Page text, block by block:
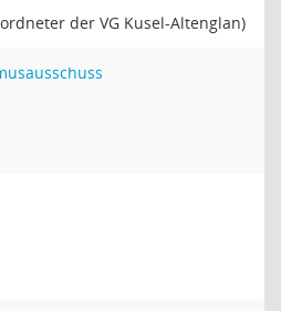
der VG Kusel-Altenglan)